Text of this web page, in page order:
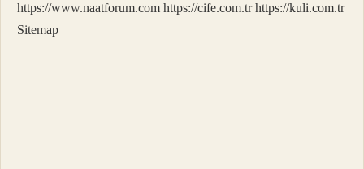
https://www.naatforum.com https://cife.com.tr https://kuli.com.tr
Sitemap